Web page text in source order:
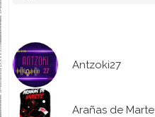
Antzoki27
Arañas de Marte